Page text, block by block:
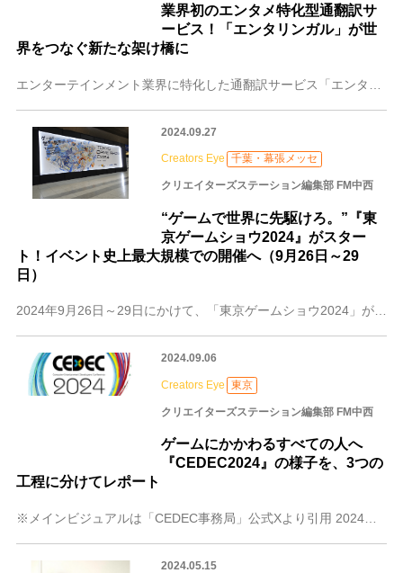
業界初のエンタメ特化型通翻訳サ
ービス！「エンタリンガル」が世
界をつなぐ新たな架け橋に
2024.09.27
Creators Eye 千葉・幕張メッセ
クリエイターズステーション編集部 FM中西
“ゲームで世界に先駆けろ。”『東
京ゲームショウ2024』がスター
ト！イベント史上最大規模での開催へ（9月26日～29
日）
2024年9月26日～29日にかけて、「東京ゲームショウ2024」が、千葉県・幕張メッセとオンラインにて開催された。東京ゲームショウ（以下、TGS）は、1996
2024.09.06
Creators Eye 東京
クリエイターズステーション編集部 FM中西
ゲームにかかわるすべての人へ
『CEDEC2024』の様子を、3つの
工程に分けてレポート
※メインビジュアルは「CEDEC事務局」公式Xより引用 2024年8月21日～23日にかけて、コンピュータエンターテインメント開発者を対象とした、ゲームに関する
2024.05.15